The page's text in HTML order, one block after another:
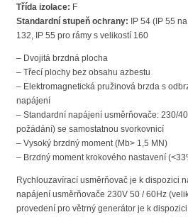
Třída izolace: F
Standardní stupeň ochrany: IP 54 (IP 55
132, IP 55 pro rámy s velikostí 160
– Dvojitá brzdná plocha
– Třecí plochy bez obsahu azbestu
– Elektromagnetická pružinová brzda s
napájení
– Standardní napájení usměrňovače: 230/
požádání) se samostatnou svorkovnicí
– Vysoký brzdný moment (Mb> 1,5 MN)
– Brzdný moment krokového nastavení
Rychlouzavírací usměrňovač je k dispozici
napájení usměrňovače 230V 50 / 60Hz
provedení pro větrný generátor je k